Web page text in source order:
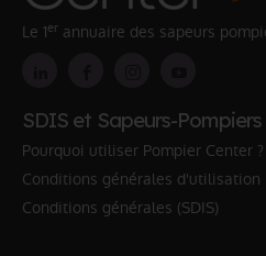
Le 1er annuaire des sapeurs
SDIS et Sapeurs-Pompiers
Pourquoi utiliser Pompier Center ?
Conditions générales d'utilisation
Conditions générales (SDIS)